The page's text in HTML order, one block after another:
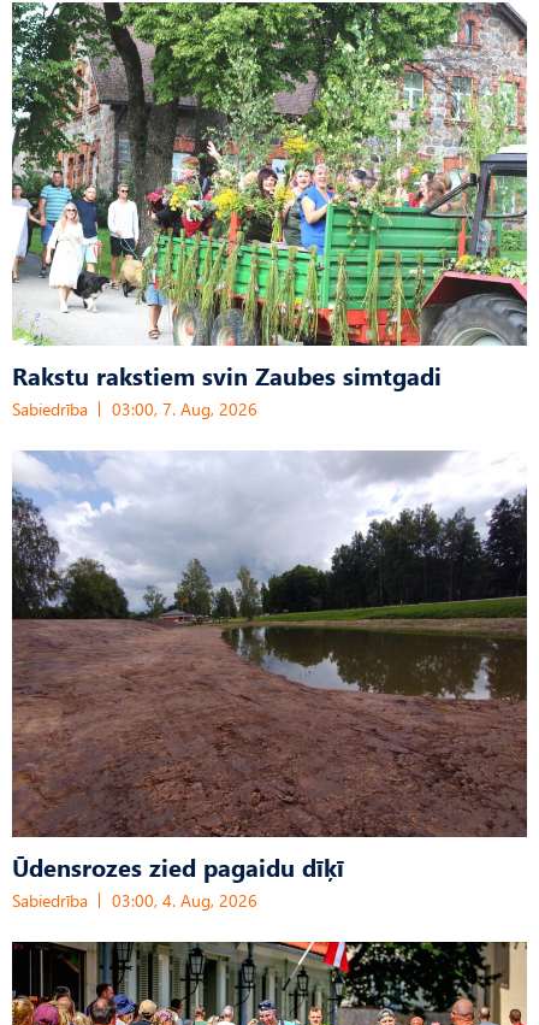
Rakstu rakstiem svin Zaubes simtgadi
Sabiedrība 03:00, 7. Aug, 2026
Ūdensrozes zied pagaidu dīķī
Sabiedrība 03:00, 4. Aug, 2026